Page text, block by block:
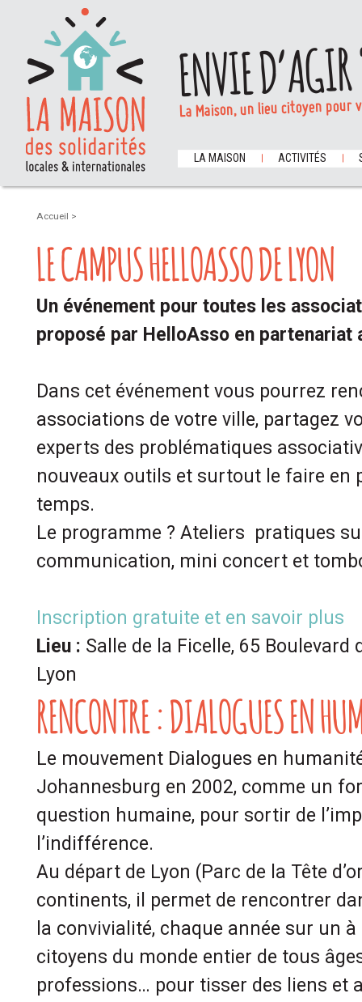
ENVIE
La Maison, un lieu citoyen
LA MAISON ACTIVITÉS
Accueil >
LE CAMPUS HELLOASSO DE LYON
Un événement pour toutes les
proposé par HelloAsso en partenariat
Dans cet événement vous pourrez
associations de votre ville, partagez
experts des problématiques
nouveaux outils et surtout le faire en
temps.
Le programme ? Ateliers pratiques
communication, mini concert et
Inscription gratuite et en savoir plus
Lieu : Salle de la Ficelle, 65 Boulevard
Lyon
RENCONTRE : DIALOGUES EN
Le mouvement Dialogues en
Johannesburg en 2002, comme un
question humaine, pour sortir de
l’indifférence.
Au départ de Lyon (Parc de la Tête
continents, il permet de rencontrer
la convivialité, chaque année sur un
citoyens du monde entier de tous
professions… pour tisser des liens et